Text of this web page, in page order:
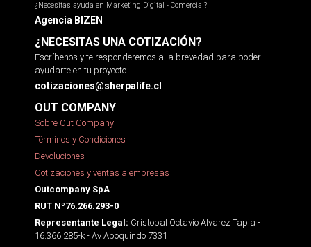
¿Necesitas ayuda en Marketing Digital - Comercial?
Agencia BIZEN
¿NECESITAS UNA COTIZACIÓN?
Escríbenos y te responderemos a la brevedad para poder
ayudarte en tu proyecto.
cotizaciones@sherpalife.cl
OUT COMPANY
Sobre Out Company
Términos y Condiciones
Devoluciones
Cotizaciones y ventas a empresas
Outcompany SpA
RUT Nº76.266.293-0
Representante Legal: Cristobal Octavio Alvarez Tapia -
16.366.285-k - Av Apoquindo 7331